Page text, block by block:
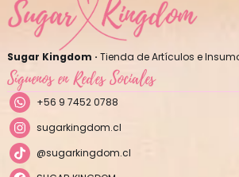
Sugar Kingdom · Tienda de Artículos e
Síguenos en Redes Sociales
+56 9 7452 0788
sugarkingdom.cl
@sugarkingdom.cl